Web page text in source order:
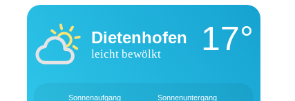
Dietenhofen
leicht bewölkt 17°
Sonnenaufgang
Sonnenuntergang